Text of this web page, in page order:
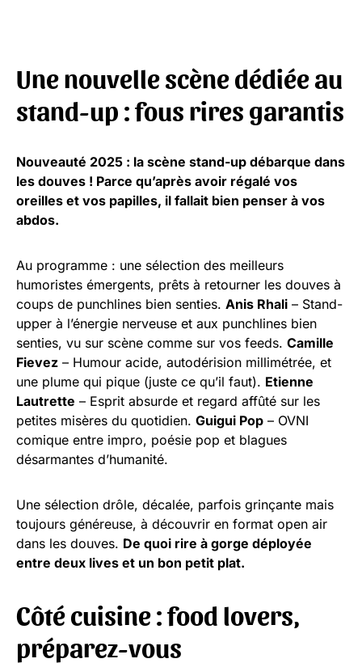
Une nouvelle scène dédiée au
stand-up : fous rires garantis
Nouveauté 2025 : la scène stand-up débarque dans
les douves ! Parce qu’après avoir régalé vos
oreilles et vos papilles, il fallait bien penser à vos
abdos.
Au programme : une sélection des meilleurs
humoristes émergents, prêts à retourner les douves à
coups de punchlines bien senties. Anis Rhali – Stand-
upper à l’énergie nerveuse et aux punchlines bien
senties, vu sur scène comme sur vos feeds. Camille
Fievez – Humour acide, autodérision millimétrée, et
une plume qui pique (juste ce qu’il faut). Etienne
Lautrette – Esprit absurde et regard affûté sur les
petites misères du quotidien. Guigui Pop – OVNI
comique entre impro, poésie pop et blagues
désarmantes d’humanité.
Une sélection drôle, décalée, parfois grinçante mais
toujours généreuse, à découvrir en format open air
dans les douves. De quoi rire à gorge déployée
entre deux lives et un bon petit plat.
Côté cuisine : food lovers,
préparez-vous